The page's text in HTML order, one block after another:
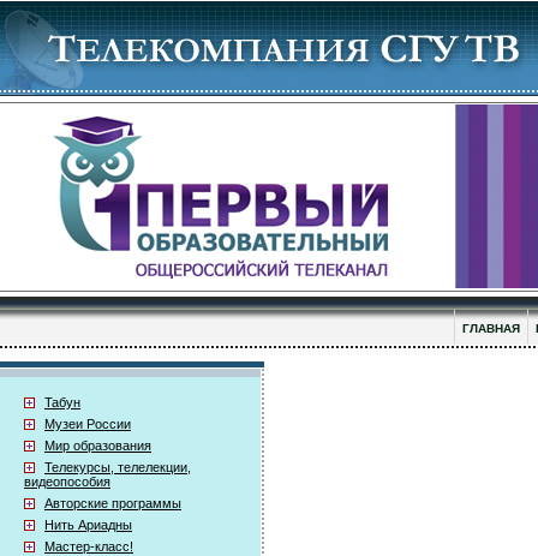
ГЛАВНАЯ
Табун
Музеи России
Мир образования
Телекурсы, телелекции,
видеопособия
Авторские программы
Нить Ариадны
Мастер-класс!